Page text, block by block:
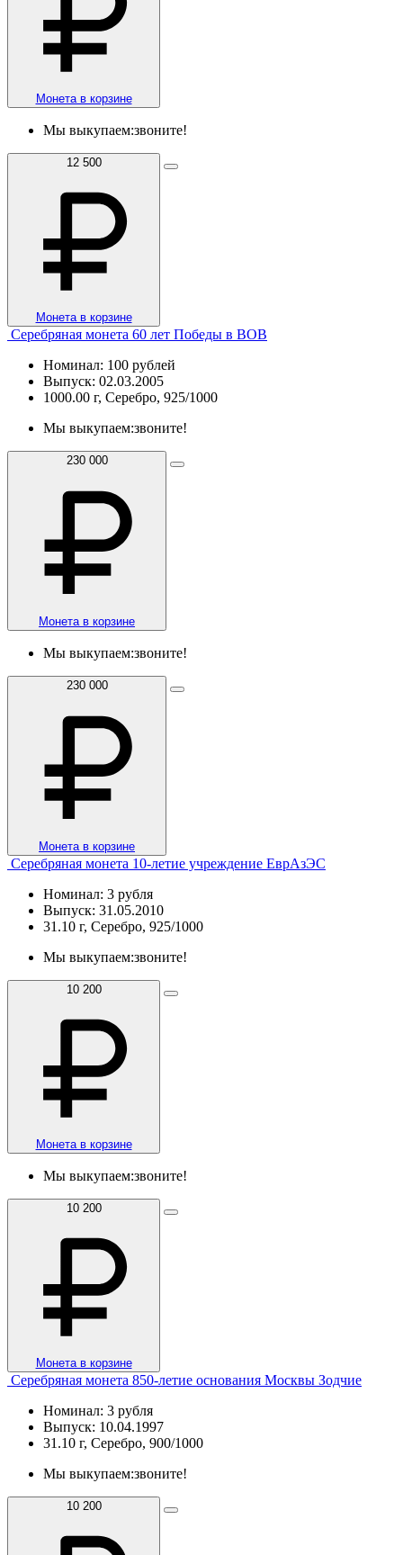
Монета в корзине
Мы выкупаем:звоните!
12 500
Монета в корзине
Серебряная монета 60 лет Победы в ВОВ
Номинал: 100 рублей
Выпуск: 02.03.2005
1000.00 г, Серебро, 925/1000
Мы выкупаем:звоните!
230 000
Монета в корзине
Мы выкупаем:звоните!
230 000
Монета в корзине
Серебряная монета 10-летие учреждение ЕврАзЭС
Номинал: 3 рубля
Выпуск: 31.05.2010
31.10 г, Серебро, 925/1000
Мы выкупаем:звоните!
10 200
Монета в корзине
Мы выкупаем:звоните!
10 200
Монета в корзине
Серебряная монета 850-летие основания Москвы Зодчие
Номинал: 3 рубля
Выпуск: 10.04.1997
31.10 г, Серебро, 900/1000
Мы выкупаем:звоните!
10 200